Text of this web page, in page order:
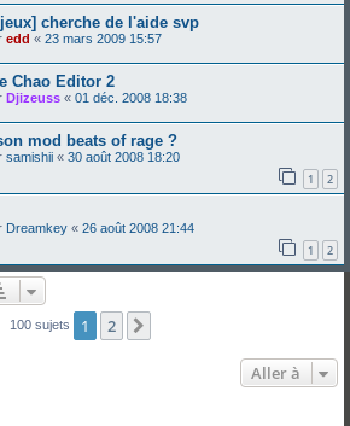
cherche de l'aide svp
edd « 23 mars 2009 15:57
Chao Editor 2
Djizeuss « 01 déc. 2008 18:38
mod beats of rage ?
samishii « 30 août 2008 18:20
1 2
Dreamkey « 26 août 2008 21:44
1 2
100 sujets 1 2
Aller à